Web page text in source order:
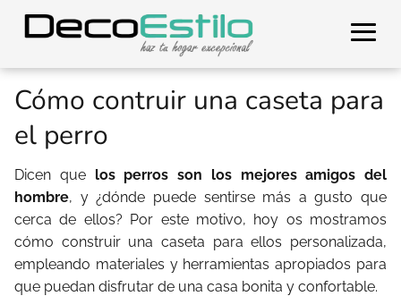
Cómo contruir una caseta para
el perro
Dicen que los perros son los mejores amigos del
hombre, y ¿dónde puede sentirse más a gusto que
cerca de ellos? Por este motivo, hoy os mostramos
cómo construir una caseta para ellos personalizada,
empleando materiales y herramientas apropiados para
que puedan disfrutar de una casa bonita y confortable.